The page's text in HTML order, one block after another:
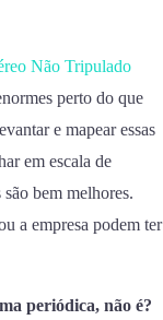
Não Tripulado
perto do que
e mapear essas
em escala de
bem melhores.
a empresa podem ter
periódica, não é?